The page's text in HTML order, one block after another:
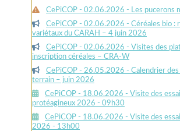
CePiCOP - 02.06.2026 - Les pucerons
CePiCOP - 02.06.2026 - Céréales bio :
variétaux du CARAH – 4 juin 2026
CePiCOP - 02.06.2026 - Visites des
inscription céréales – CRA-W
CePiCOP - 26.05.2026 - Calendrier
terrain – juin 2026
CePiCOP - 18.06.2026 - Visite des
protéagineux 2026 - 09h30
CePiCOP - 18.06.2026 - Visite des
2026 - 13h00